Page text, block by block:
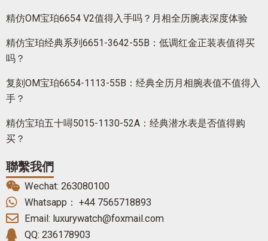
精仿OM宝珀6654 V2值得入手吗？月相全历腕表深度体验
精仿宝珀经典系列6651-3642-55B：低调红金正装表值得买
吗？
复刻OM宝珀6654-1113-55B：经典全历月相腕表值不值得入
手？
精仿宝珀五十噚5015-1130-52A：经典潜水表是否值得购
买？
聯繫我們
Wechat: 263080100
Whatsapp： +44 7565718893
Email: luxurywatch@foxmail.com
QQ: 236178903